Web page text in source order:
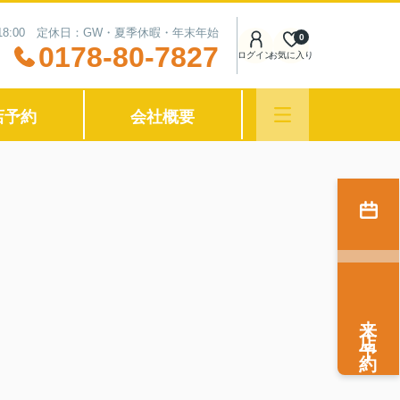
定休日：GW・夏季休暇・年末年始
0178-80-7827 ログインお気に入り
0
予約 会社概要
来店予約